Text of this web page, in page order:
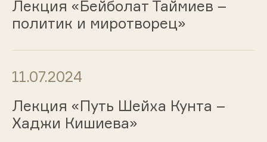
Лекция «Бейболат Таймиев –
политик и миротворец»
11.07.2024
Лекция «Путь Шейха Кунта –
Хаджи Кишиева»